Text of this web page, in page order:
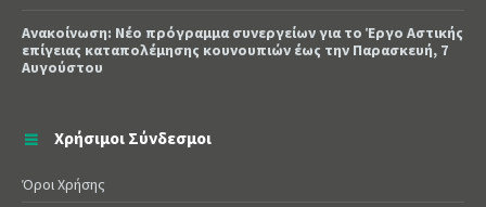
Ανακοίνωση: Νέο πρόγραμμα συνεργείων για το Έργο Αστικής
επίγειας καταπολέμησης κουνουπιών έως την Παρασκευή, 7
Αυγούστου
Χρήσιμοι Σύνδεσμοι
Όροι Χρήσης